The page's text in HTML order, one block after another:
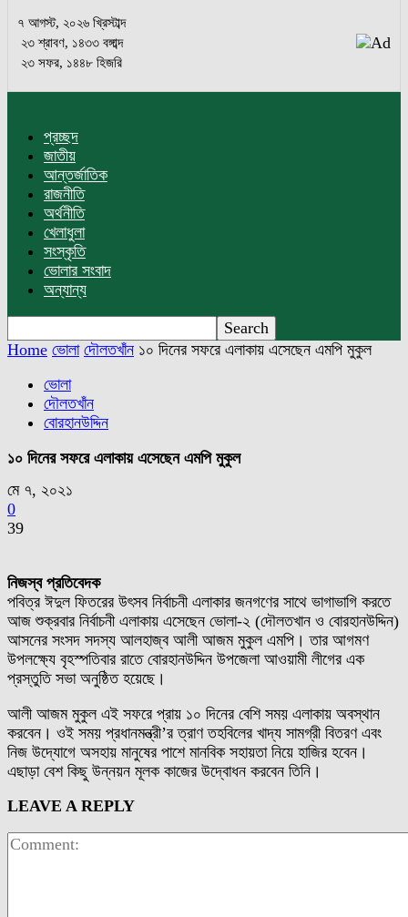
৭ আগস্ট, ২০২৬ খ্রিস্টাব্দ
২৩ শ্রাবণ, ১৪৩৩ বঙ্গাব্দ
২৩ সফর, ১৪৪৮ হিজরি
প্রচ্ছদ
জাতীয়
আন্তর্জাতিক
রাজনীতি
অর্থনীতি
খেলাধুলা
সংস্কৃতি
ভোলার সংবাদ
অন্যান্য
Home ভোলা দৌলতখাঁন ১০ দিনের সফরে এলাকায় এসেছেন এমপি মুকুল
ভোলা
দৌলতখাঁন
বোরহানউদ্দিন
১০ দিনের সফরে এলাকায় এসেছেন এমপি মুকুল
মে ৭, ২০২১
0
39
নিজস্ব প্রতিবেদক
পবিত্র ঈদুল ফিতরের উৎসব নির্বাচনী এলাকার জনগণের সাথে ভাগাভাগি করতে
আজ শুক্রবার নির্বাচনী এলাকায় এসেছেন ভোলা-২ (দৌলতখান ও বোরহানউদ্দিন)
আসনের সংসদ সদস্য আলহাজ্ব আলী আজম মুকুল এমপি। তার আগমণ
উপলক্ষ্যে বৃহস্পতিবার রাতে বোরহানউদ্দিন উপজেলা আওয়ামী লীগের এক
প্রস্তুতি সভা অনুষ্ঠিত হয়েছে।
আলী আজম মুকুল এই সফরে প্রায় ১০ দিনের বেশি সময় এলাকায় অবস্থান
করবেন। ওই সময় প্রধানমন্ত্রী’র ত্রাণ তহবিলের খাদ্য সামগ্রী বিতরণ এবং
নিজ উদ্যোগে অসহায় মানুষের পাশে মানবিক সহায়তা নিয়ে হাজির হবেন।
এছাড়া বেশ কিছু উন্নয়ন মূলক কাজের উদ্বোধন করবেন তিনি।
LEAVE A REPLY